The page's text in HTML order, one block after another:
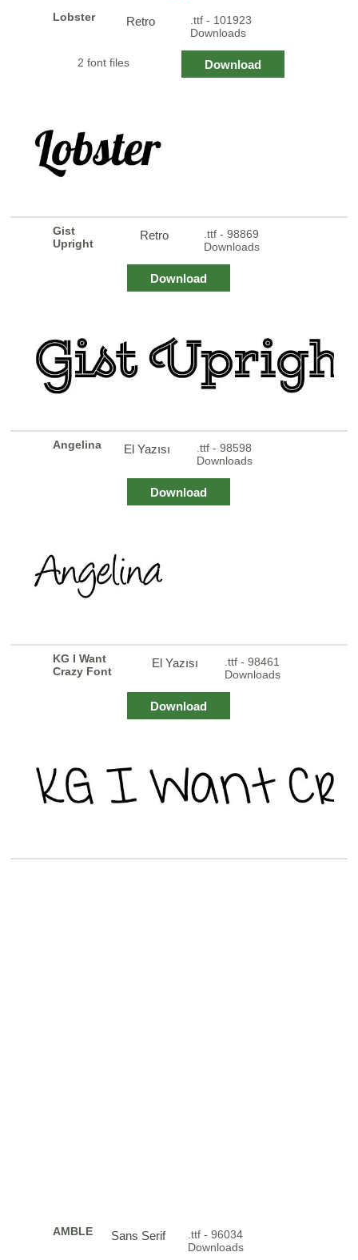
Lobster Retro
.ttf - 101923
Downloads
2 font files Download
Gist
Upright
Retro
.ttf - 98869
Downloads
Download
Angelina El Yazısı
.ttf - 98598
Downloads
Download
KG I Want
Crazy Font
El Yazısı
.ttf - 98461
Downloads
Download
AMBLE Sans Serif
.ttf - 96034
Downloads